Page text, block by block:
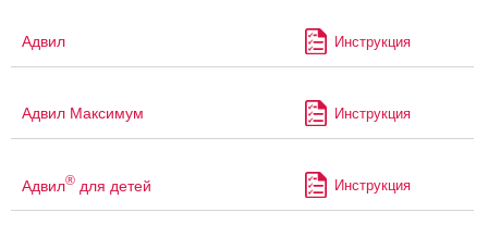
Адвил Инструкция
Адвил Максимум Инструкция
Адвил® для детей Инструкция